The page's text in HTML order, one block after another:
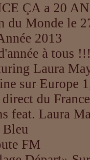
ÇA a 20
du Monde le
2013
à tous
Laura
sur Europe
du
feat. Laura
Bleu
FM